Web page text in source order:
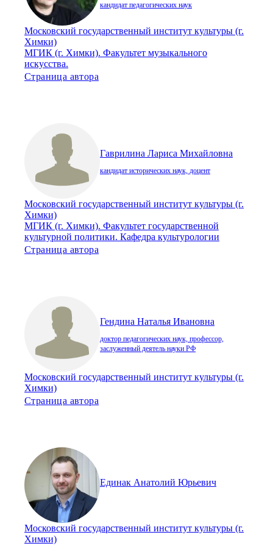
кандидат педагогических наук
Московский государственный институт культуры (г.
Химки)
МГИК (г. Химки). Факультет музыкального
искусства.
Страница автора
Гаврилина Лариса Михайловна
кандидат исторических наук, доцент
Московский государственный институт культуры (г.
Химки)
МГИК (г. Химки). Факультет государственной
культурной политики. Кафедра культурологии
Страница автора
Гендина Наталья Ивановна
доктор педагогических наук, профессор,
заслуженный деятель науки РФ
Московский государственный институт культуры (г.
Химки)
Страница автора
Единак Анатолий Юрьевич
Московский государственный институт культуры (г.
Химки)